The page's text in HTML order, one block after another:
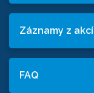
Záznamy z akcí
FAQ